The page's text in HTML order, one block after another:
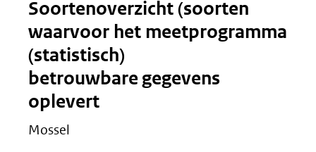
Soortenoverzicht (soorten
waarvoor het meetprogramma
(statistisch)
betrouwbare gegevens
oplevert
Mossel